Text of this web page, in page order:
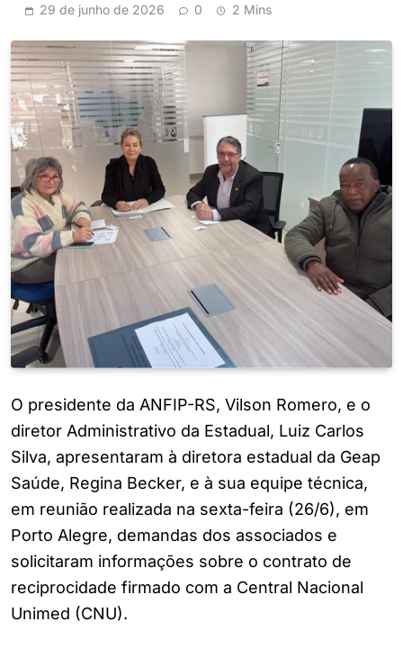
29 de junho de 2026 0 2 Mins
O presidente da ANFIP-RS, Vilson Romero, e o
diretor Administrativo da Estadual, Luiz Carlos
Silva, apresentaram à diretora estadual da Geap
Saúde, Regina Becker, e à sua equipe técnica,
em reunião realizada na sexta-feira (26/6), em
Porto Alegre, demandas dos associados e
solicitaram informações sobre o contrato de
reciprocidade firmado com a Central Nacional
Unimed (CNU).